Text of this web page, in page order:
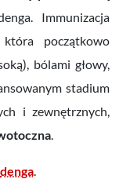
Immunizacja
początkowo
bólami głowy,
stadium
i zewnętrznych,
.
denga.